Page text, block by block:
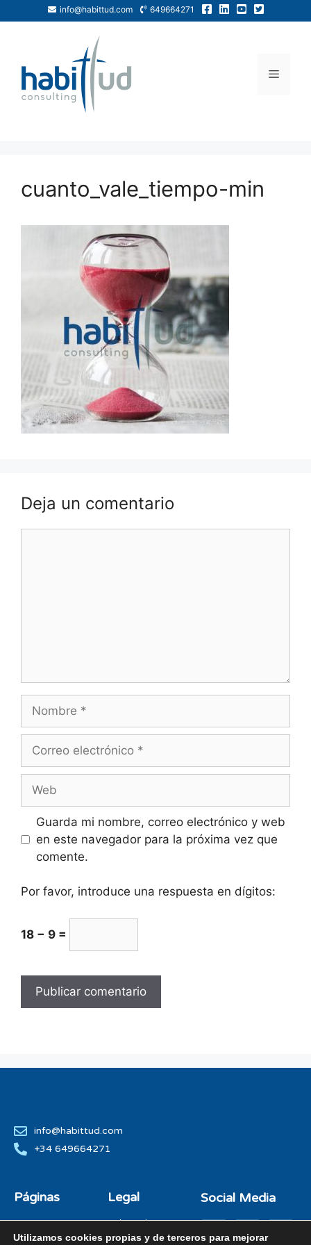
info@habittud.com 649664271
cuanto_vale_tiempo-min
Deja un comentario
Guarda mi nombre, correo electrónico y web
en este navegador para la próxima vez que
comente.
Por favor, introduce una respuesta en dígitos:
18 − 9 =
info@habittud.com
+34 649664271
Páginas
Inicio
Nosotros
Legal
Politica de
Privacidad
Social Media
Utilizamos cookies propias y de terceros para mejorar